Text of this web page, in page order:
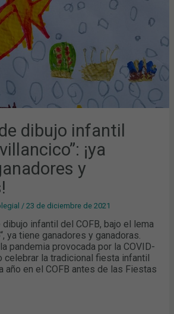
dibujo infantil
¡ya
y
/23 de diciembre de 2021
infantil del COFB, bajo el lema
ya tiene ganadores y ganadoras.
pandemia provocada por la COVID-
celebrar la tradicional fiesta infantil
año en el COFB antes de las Fiestas